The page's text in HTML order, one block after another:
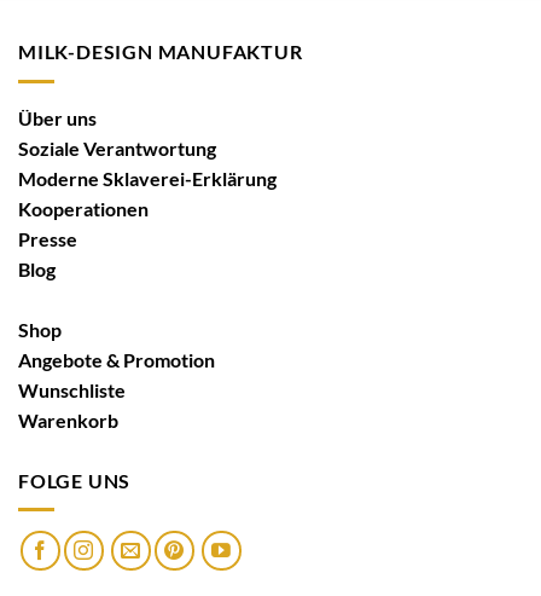
MILK-DESIGN MANUFAKTUR
Über uns
Soziale Verantwortung
Moderne Sklaverei-Erklärung
Kooperationen
Presse
Blog
Shop
Angebote & Promotion
Wunschliste
Warenkorb
FOLGE UNS